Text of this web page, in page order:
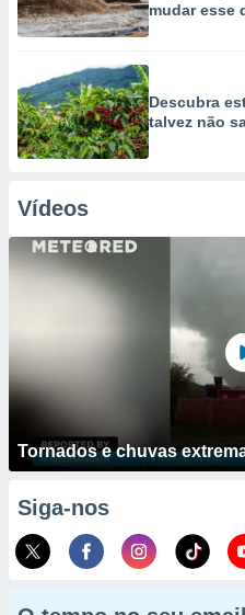
mudar esse
Descubra
talvez não
Vídeos
Tornados e chuvas
Siga-nos